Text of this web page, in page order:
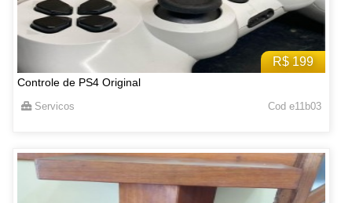
R$ 199
Controle de PS4 Original
Servicos Cod e11b03